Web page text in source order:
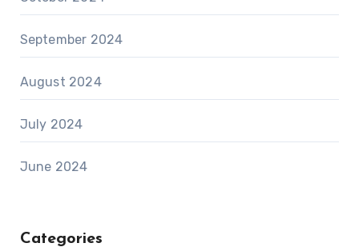
September 2024
August 2024
July 2024
June 2024
Categories